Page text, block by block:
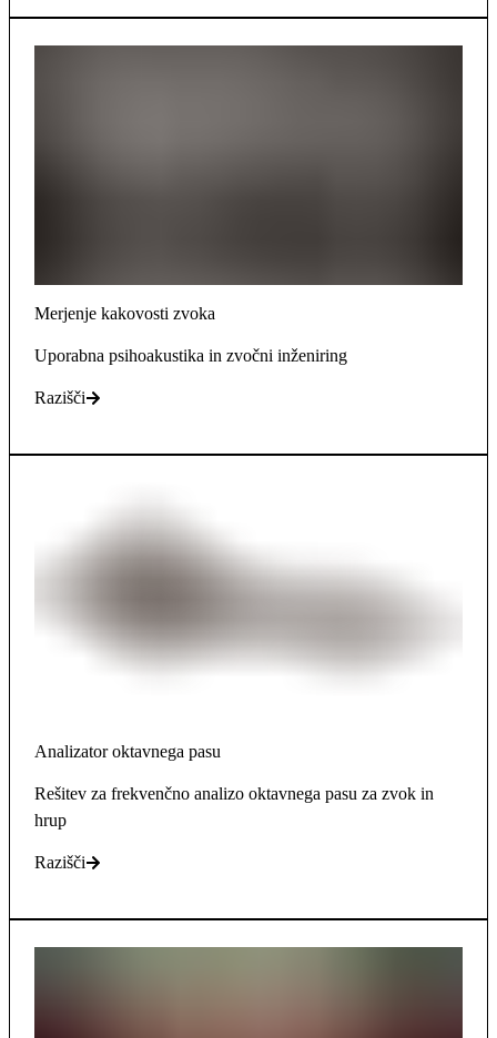
Merjenje kakovosti zvoka
Uporabna psihoakustika in zvočni inženiring
Razišči
Analizator oktavnega pasu
Rešitev za frekvenčno analizo oktavnega pasu za zvok in
hrup
Razišči